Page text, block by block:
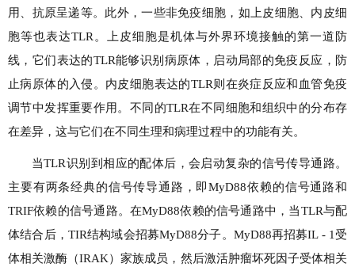
用、抗原呈递等。此外，一些非免疫细胞，如上皮细胞、内皮细
胞等也表达TLR。上皮细胞是机体与外界环境接触的第一道防
线，它们表达的TLR能够识别病原体，启动局部的免疫反应，防
止病原体的入侵。内皮细胞表达的TLR则在炎症反应和血管免疫
调节中发挥重要作用。不同的TLR在不同细胞和组织中的分布存
在差异，这与它们在不同生理和病理过程中的功能有关。
当TLR识别到相应的配体后，会启动复杂的信号传导通路。
主要有两条经典的信号传导通路，即MyD88依赖的信号通路和
TRIF依赖的信号通路。在MyD88依赖的信号通路中，当TLR与配
体结合后，TIR结构域会招募MyD88分子。MyD88再招募IL - 1受
体相关激酶（IRAK）家族成员，然后激活肿瘤坏死因子受体相关